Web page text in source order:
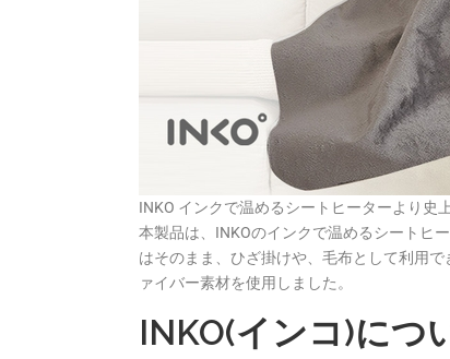
INKO インクで温めるシートヒーターより史
本製品は、INKOのインクで温めるシートヒ
はそのまま、ひざ掛けや、毛布として利用
ァイバー素材を使用しました。
INKO(インコ)につ